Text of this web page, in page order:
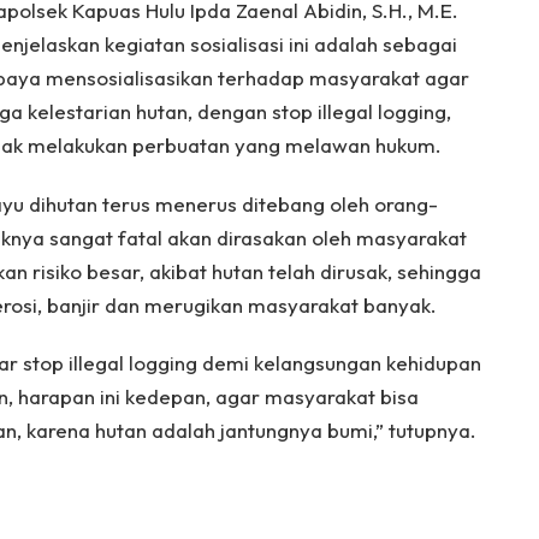
Kapuas Hulu Ipda Zaenal Abidin, S.H., M.E.
kegiatan sosialisasi ini adalah sebagai
mensosialisasikan terhadap masyarakat agar
kelestarian hutan, dengan stop illegal logging,
melakukan perbuatan yang melawan hukum.
dihutan terus menerus ditebang oleh orang-
sangat fatal akan dirasakan oleh masyarakat
risiko besar, akibat hutan telah dirusak, sehingga
banjir dan merugikan masyarakat banyak.
stop illegal logging demi kelangsungan kehidupan
harapan ini kedepan, agar masyarakat bisa
karena hutan adalah jantungnya bumi,” tutupnya.